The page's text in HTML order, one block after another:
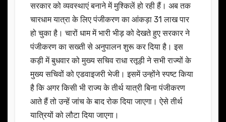
सरकार को व्यवस्थाएं बनाने में मुश्किलें हो रही हैं। अब तक
चारधाम यात्रा के लिए पंजीकरण का आंकड़ा 31 लाख पार
हो चुका है। चारों धाम में भारी भीड़ को देखते हुए सरकार ने
पंजीकरण का सख्ती से अनुपालन शुरू कर दिया है। इस
कड़ी में बुधवार को मुख्य सचिव राधा रतूड़ी ने सभी राज्यों के
मुख्य सचिवों को एडवाइजरी भेजी। इसमें उन्होंने स्पष्ट किया
है कि अगर किसी भी राज्य के तीर्थ यात्री बिना पंजीकरण
आते हैं तो उन्हें जांच के बाद रोक दिया जाएगा। ऐसे तीर्थ
यात्रियों को लौटा दिया जाएगा।